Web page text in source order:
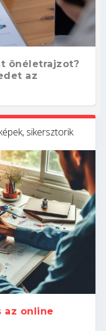
önéletrajzot?
az
ezeket a
felvételi?
kódban –
dönti el a
ki
sikersztorik
az online